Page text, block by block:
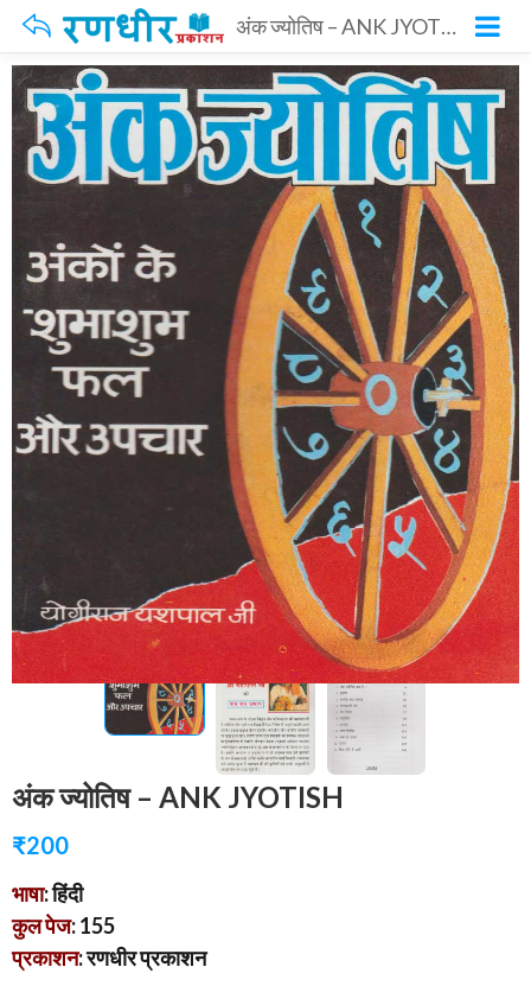
अंक ज्योतिष – ANK JYOTISH
अंक ज्योतिष – ANK JYOTISH
₹200
भाषा: हिंदी
कुल पेज: 155
प्रकाशन: रणधीर प्रकाशन